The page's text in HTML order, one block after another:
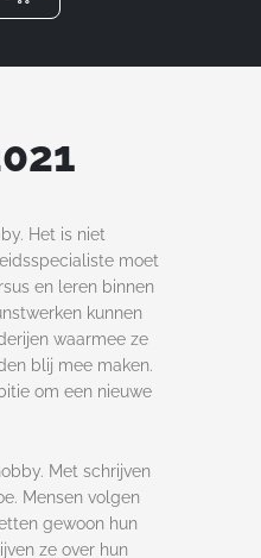
Het is niet
moet
en leren binnen
kunnen
waarmee ze
blij mee maken.
om een nieuwe
Met schrijven
Mensen volgen
gewoon hun
ze over hun